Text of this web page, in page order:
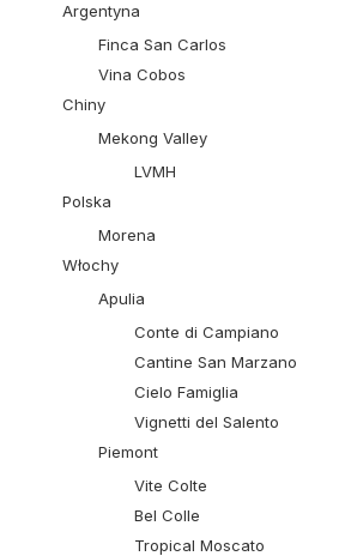
Argentyna
Finca San Carlos
Vina Cobos
Chiny
Mekong Valley
LVMH
Polska
Morena
Włochy
Apulia
Conte di Campiano
Cantine San Marzano
Cielo Famiglia
Vignetti del Salento
Piemont
Vite Colte
Bel Colle
Tropical Moscato